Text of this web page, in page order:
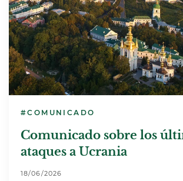
#COMUNICADO
Comunicado sobre los
ataques a Ucrania
18/06/2026